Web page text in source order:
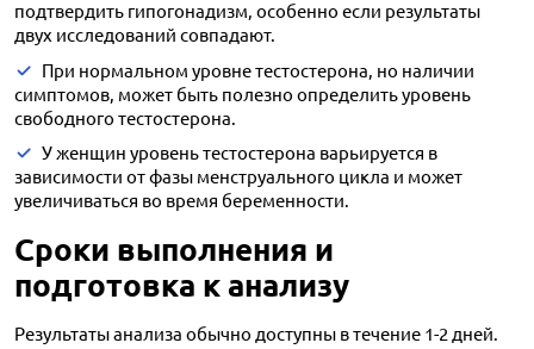
подтвердить гипогонадизм, особенно если результаты
двух исследований совпадают.
При нормальном уровне тестостерона, но наличии
симптомов, может быть полезно определить уровень
свободного тестостерона.
У женщин уровень тестостерона варьируется в
зависимости от фазы менструального цикла и может
увеличиваться во время беременности.
Сроки выполнения и
подготовка к анализу
Результаты анализа обычно доступны в течение 1-2 дней.